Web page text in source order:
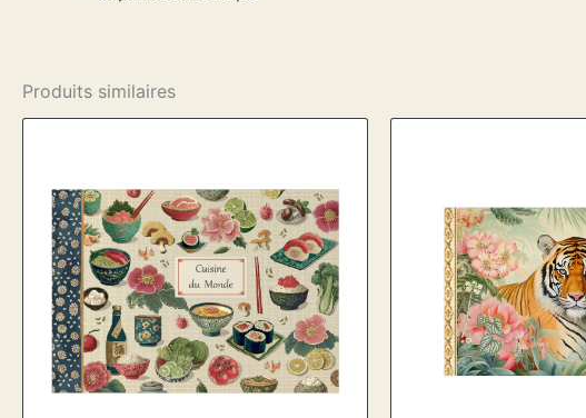
Produits similaires